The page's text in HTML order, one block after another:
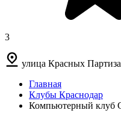
3
улица Красных
Главная
Клубы Краснодар
Компьютерный клуб